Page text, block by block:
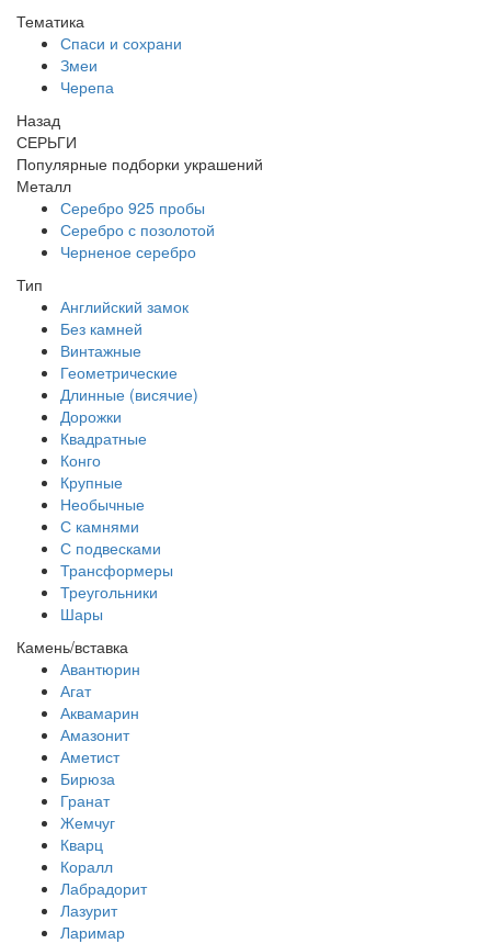
Тематика
Спаси и сохрани
Змеи
Черепа
Назад
СЕРЬГИ
Популярные подборки украшений
Металл
Серебро 925 пробы
Серебро с позолотой
Черненое серебро
Тип
Английский замок
Без камней
Винтажные
Геометрические
Длинные (висячие)
Дорожки
Квадратные
Конго
Крупные
Необычные
С камнями
С подвесками
Трансформеры
Треугольники
Шары
Камень/вставка
Авантюрин
Агат
Аквамарин
Амазонит
Аметист
Бирюза
Гранат
Жемчуг
Кварц
Коралл
Лабрадорит
Лазурит
Ларимар